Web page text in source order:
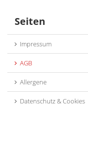
Seiten
Impressum
AGB
Allergene
Datenschutz & Cookies